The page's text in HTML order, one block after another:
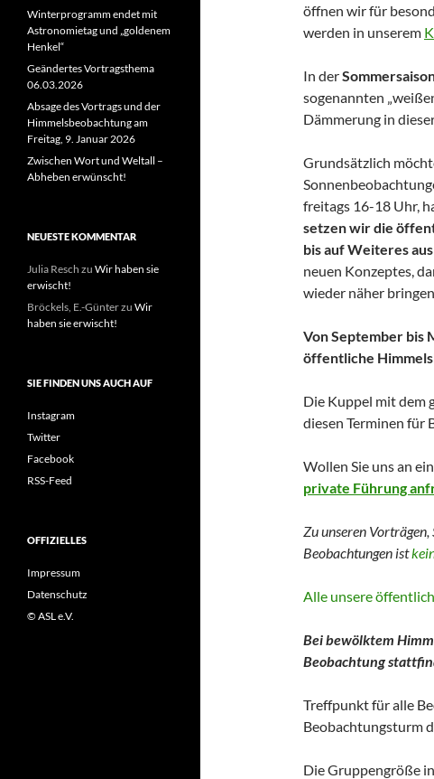
öffnen wir für
werden in unserem
In der
sogenannten
Dämmerung in
Grundsätzlich
freitags 16-18 Uhr,
setzen wir die
bis auf Weiteres aus
neuen Konzeptes,
wieder näher
Von September bis
öffentliche
Die Kuppel mit dem
diesen Terminen für
Wollen Sie uns an
private Führung
Zu unseren
Beobachtungen ist
Alle unsere
Bei bewölktem
Beobachtung
Treffpunkt für alle
Beobachtungsturm
Die Gruppengröße
Winterprogramm endet mit
Astronomietag und „goldenem
Henkel“
Geändertes Vortragsthema
06.03.2026
Absage des Vortrags und der
Himmelsbeobachtung am
Freitag, 9. Januar 2026
Zwischen Wort und Weltall –
Abheben erwünscht!
NEUESTE KOMMENTAR
Julia Resch zu Wir haben sie
erwischt!
Bröckels, E.-Günterzu Wir
haben sie erwischt!
SIE FINDEN UNS AUCH AUF
Instagram
Twitter
Facebook
RSS-Feed
OFFIZIELLES
Impressum
Datenschutz
© ASL e.V.